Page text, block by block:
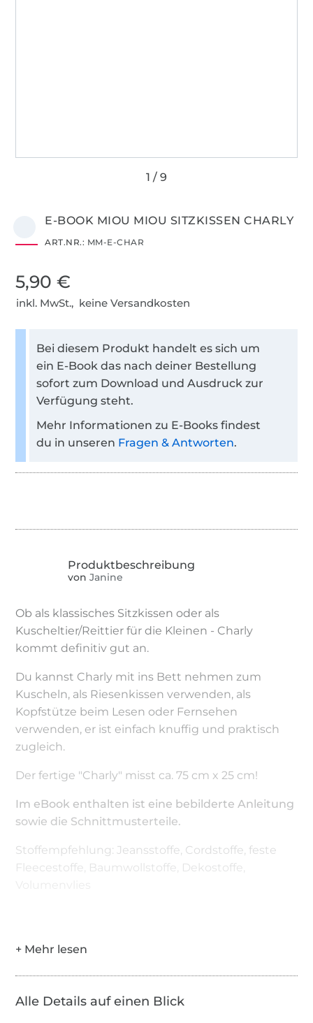
E-BOOK MIOU MIOU SITZKISSEN CHARLY
ART.NR.: MM-E-CHAR
5,90 €
inkl. MwSt., keine Versandkosten
Bei diesem Produkt handelt es sich um
ein E-Book das nach deiner Bestellung
sofort zum Download und Ausdruck zur
Verfügung steht.
Mehr Informationen zu E-Books findest
du in unseren Fragen & Antworten.
von Janine
Ob als klassisches Sitzkissen oder als
Kuscheltier/Reittier für die Kleinen - Charly
kommt definitiv gut an.
Du kannst Charly mit ins Bett nehmen zum
Kuscheln, als Riesenkissen verwenden, als
Kopfstütze beim Lesen oder Fernsehen
verwenden, er ist einfach knuffig und praktisch
zugleich.
Der fertige "Charly" misst ca. 75 cm x 25 cm!
Im eBook enthalten ist eine bebilderte Anleitung
sowie die Schnittmusterteile.
Stoffempfehlung: Jeansstoffe, Cordstoffe, feste
Fleecestoffe, Baumwollstoffe, Dekostoffe,
Alle Details auf einen Blick